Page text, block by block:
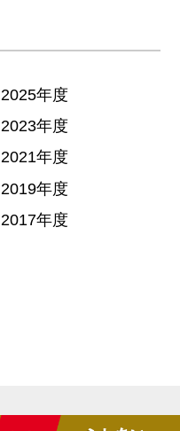
2025年度
2023年度
2021年度
2019年度
2017年度